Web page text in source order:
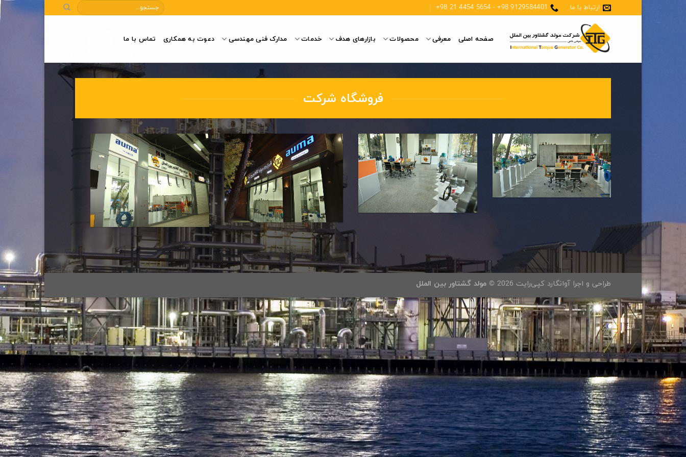
to
ارتباط با ما 9129584401 98+ - 5654 4454 21 98+
صفحه اصلی معرفی محصولات بازارهای هدف خدمات مدارک فنی مهندسی دعوت به همکاری تماس با ما
فروشگاه شرکت
طراحی و اجرا آوانگارد کپی‌رایت 2026 © مولد گشتاور بین الملل